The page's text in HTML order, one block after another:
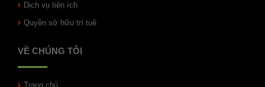
Dịch vụ tiện ích
Quyền sở hữu trí tuệ
VỀ CHÚNG TÔI
Trang chủ